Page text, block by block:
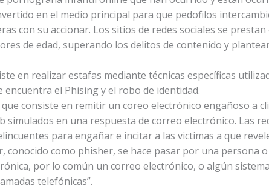
en el medio principal para que pedofilos
con su accionar. Los sitios de redes sociales se prestan
de edad, superando los delitos de contenido y
en realizar estafas mediante técnicas específicas
el Phising y el robo de identidad.
consiste en remitir un coreo electrónico engañoso a
en una respuesta de correo electrónico. Las
para engañar e incitar a las victimas a que
conocido como phisher, se hace pasar por una persona
por lo común un correo electrónico, o algún
telefónicas”.